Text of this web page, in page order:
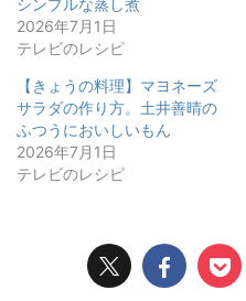
2026年7月1日
テレビのレシピ
【きょうの料理】マヨネーズ
サラダの作り方。土井善晴の
ふつうにおいしいもん
2026年7月1日
テレビのレシピ